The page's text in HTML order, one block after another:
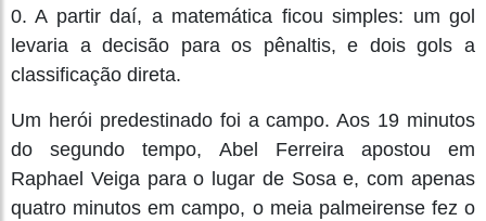
0. A partir daí, a matemática ficou simples: um gol
levaria a decisão para os pênaltis, e dois gols a
classificação direta.
Um herói predestinado foi a campo. Aos 19 minutos
do segundo tempo, Abel Ferreira apostou em
Raphael Veiga para o lugar de Sosa e, com apenas
quatro minutos em campo, o meia palmeirense fez o